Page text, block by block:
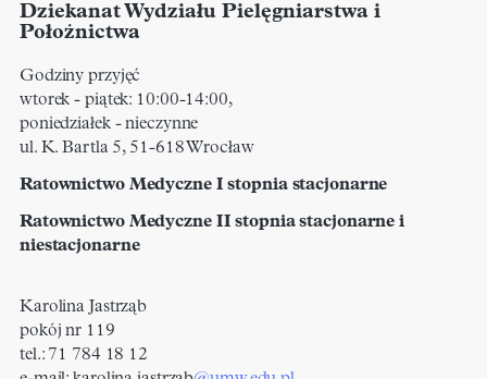
Dziekanat Wydziału Pielęgniarstwa i
Położnictwa
Godziny przyjęć
wtorek - piątek: 10:00-14:00,
poniedziałek - nieczynne
ul. K. Bartla 5, 51-618 Wrocław
Ratownictwo Medyczne I stopnia stacjonarne
Ratownictwo Medyczne II stopnia stacjonarne i
niestacjonarne
Karolina Jastrząb
pokój nr 119
tel.: 71 784 18 12